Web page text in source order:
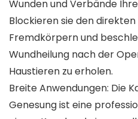
Wunden und Verbände
Blockieren sie den
Fremdkörpern und
Wundheilung nach der
Haustieren zu erholen.
Breite Anwendungen: Die
Genesung ist eine